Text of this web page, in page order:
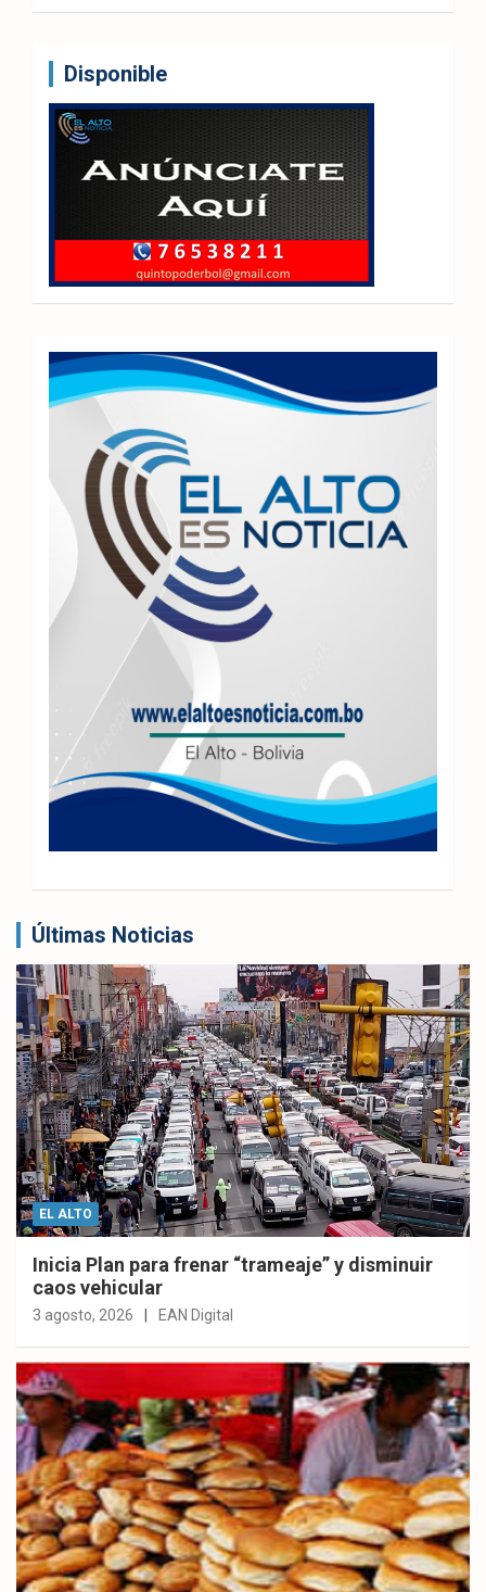
Disponible
Últimas Noticias
EL ALTO
Inicia Plan para frenar “trameaje” y disminuir
caos vehicular
3 agosto, 2026 EAN Digital